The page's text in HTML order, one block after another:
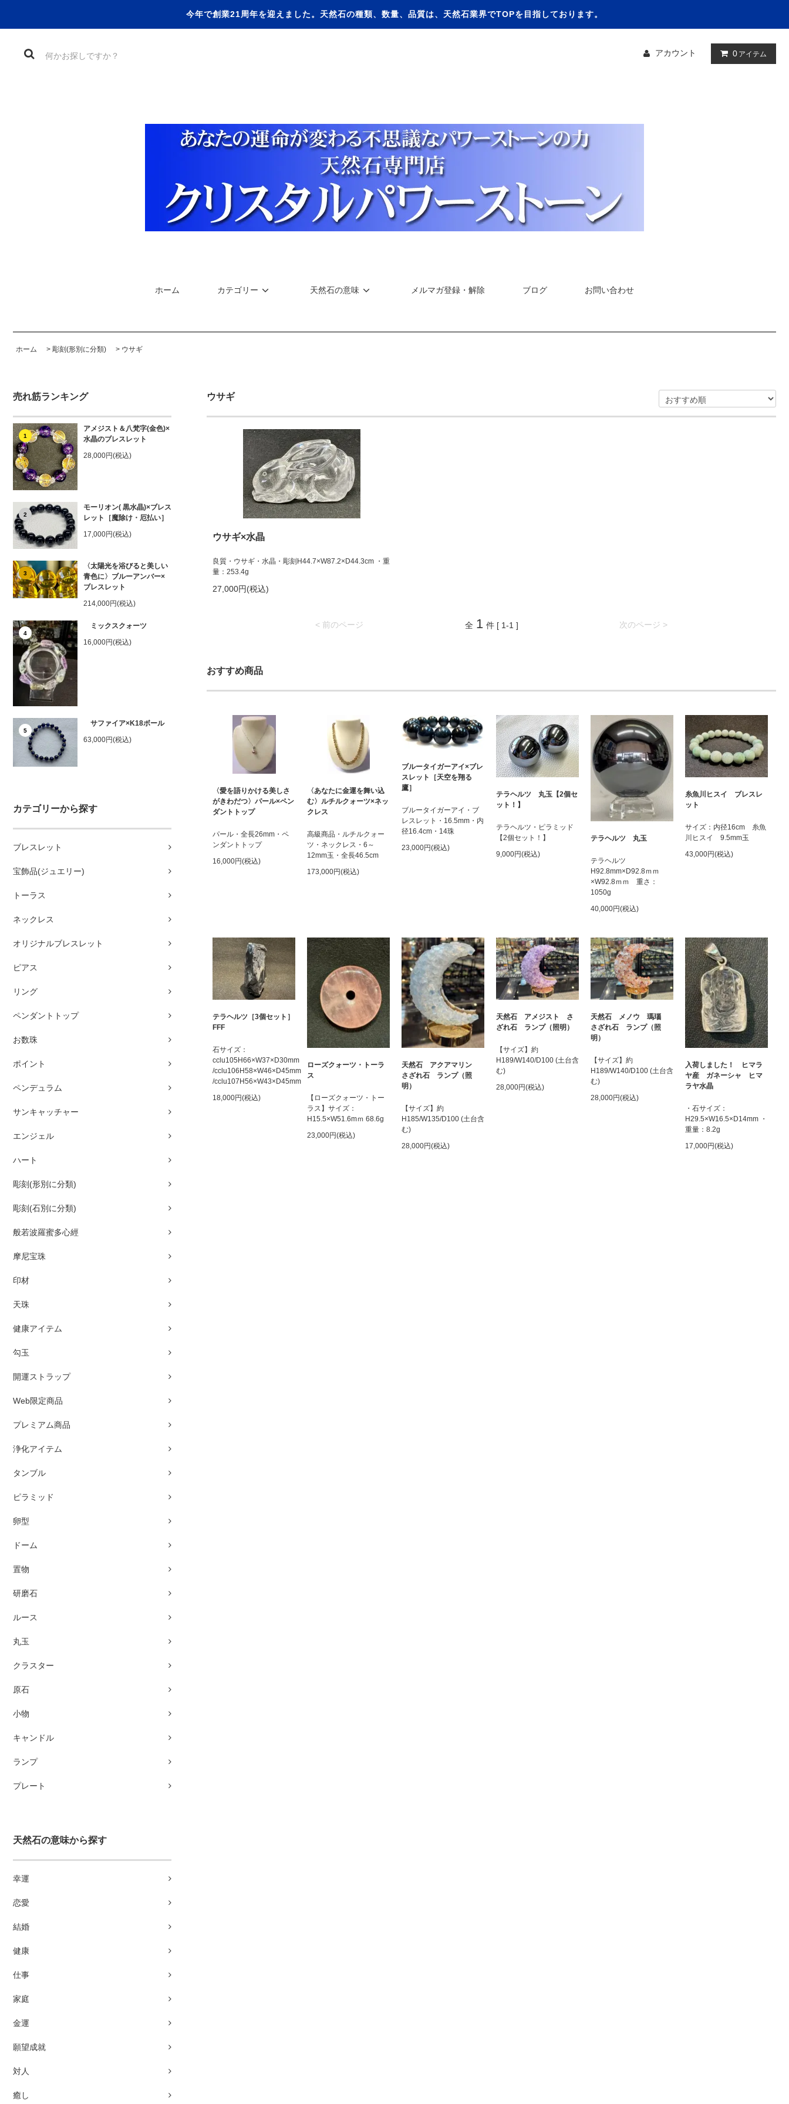
今年で創業21周年を迎えました。天然石の種類、数量、品質は、天然石業界でTOPを目指しております。
アカウント 0 アイテム
ホーム カテゴリー 天然石の意味 メルマガ登録・解除 ブログ お問い合わせ
ホーム > 彫刻(形別に分類) > ウサギ
売れ筋ランキング
1
アメジスト＆八梵字(金色)×
水晶のブレスレット
28,000円(税込)
2
モーリオン( 黒水晶)×ブレス
レット［魔除け・厄払い］
17,000円(税込)
3
〈太陽光を浴びると美しい
青色に〉ブルーアンバー×
ブレスレット
214,000円(税込)
4
ミックスクォーツ
16,000円(税込)
5
サファイア×K18ボール
63,000円(税込)
カテゴリーから探す
ブレスレット
宝飾品(ジュエリー)
トーラス
ネックレス
オリジナルブレスレット
ピアス
リング
ペンダントトップ
お数珠
ポイント
ペンデュラム
サンキャッチャー
エンジェル
ハート
彫刻(形別に分類)
彫刻(石別に分類)
般若波羅蜜多心經
摩尼宝珠
印材
天珠
健康アイテム
勾玉
開運ストラップ
Web限定商品
プレミアム商品
浄化アイテム
タンブル
ピラミッド
卵型
ドーム
置物
研磨石
ルース
丸玉
クラスター
原石
小物
キャンドル
ランプ
プレート
天然石の意味から探す
幸運
恋愛
結婚
健康
仕事
家庭
金運
願望成就
対人
癒し
ウサギ
ウサギ×水晶
良質・ウサギ・水晶・彫刻H44.7×W87.2×D44.3cm ・重
量：253.4g
27,000円(税込)
< 前のページ 次のページ >
全 1 件 [ 1-1 ]
おすすめ商品
〈愛を語りかける美しさ
がきわだつ〉パール×ペン
ダントトップ
パール・全長26mm・ペ
ンダントトップ
16,000円(税込)
〈あなたに金運を舞い込
む〉ルチルクォーツ×ネッ
クレス
高級商品・ルチルクォー
ツ・ネックレス・6～
12mm玉・全長46.5cm
173,000円(税込)
ブルータイガーアイ×ブレ
スレット［天空を翔る
鷹］
ブルータイガーアイ・ブ
レスレット・16.5mm・内
径16.4cm・14珠
23,000円(税込)
テラヘルツ 丸玉【2個セ
ット！】
テラヘルツ・ピラミッド
【2個セット！】
9,000円(税込)
テラヘルツ 丸玉
テラヘルツ
H92.8mm×D92.8ｍｍ
×W92.8ｍｍ 重さ：
1050g
40,000円(税込)
糸魚川ヒスイ ブレスレ
ット
サイズ：内径16cm 糸魚
川ヒスイ 9.5mm玉
43,000円(税込)
テラヘルツ［3個セット］
FFF
石サイズ：
cclu105H66×W37×D30mm
/cclu106H58×W46×D45mm
/cclu107H56×W43×D45mm
18,000円(税込)
ローズクォーツ・トーラ
ス
【ローズクォーツ・トー
ラス】サイズ：
H15.5×W51.6mｍ 68.6g
23,000円(税込)
天然石 アクアマリン
さざれ石 ランプ（照
明）
【サイズ】約
H185/W135/D100 (土台含
む)
28,000円(税込)
天然石 アメジスト さ
ざれ石 ランプ（照明）
【サイズ】約
H189/W140/D100 (土台含
む)
28,000円(税込)
天然石 メノウ 瑪瑙
さざれ石 ランプ（照
明）
【サイズ】約
H189/W140/D100 (土台含
む)
28,000円(税込)
入荷しました！ ヒマラ
ヤ産 ガネーシャ ヒマ
ラヤ水晶
・石サイズ：
H29.5×W16.5×D14mm ・
重量：8.2g
17,000円(税込)